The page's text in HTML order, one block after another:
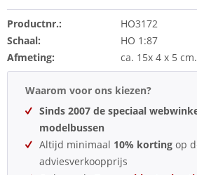
Productnr.:
HO3172
Schaal:
HO 1:87
Afmeting:
ca. 15x 4 x 5 cm.
Waarom voor ons kiezen?
Sinds 2007 de speciaal
modelbussen
Altijd minimaal 10% korting op
adviesverkoopprijs